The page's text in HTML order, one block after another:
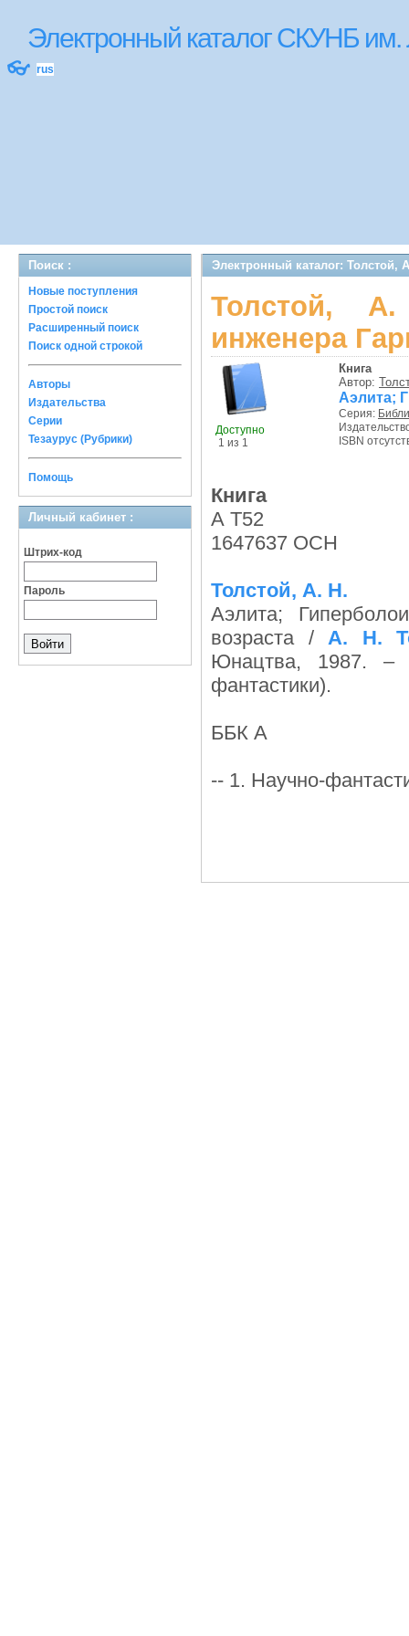
Электронный каталог СКУНБ
👓 rus
Поиск :
Новые поступления
Простой поиск
Расширенный поиск
Поиск одной строкой
Авторы
Издательства
Серии
Тезаурус (Рубрики)
Помощь
Личный кабинет :
Штрих-код
Пароль
Электронный каталог: Толстой,
Толстой,
инженера
Доступно
1 из 1
Книга
Автор:
Аэлита;
Серия:
ISBN
Книга
А Т52
1647637 ОСН
Толстой, А. Н.
Аэлита;
возраста /А. Н.
Юнацтва, 1987. –
фантастики).
ББК А
-- 1. Научно-